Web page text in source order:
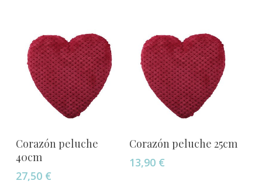
opciones
pueden
elegir
de
producto
Añadir Al Carrito
Corazón peluche
40cm
27,50 €
Añadir Al Carrito
Corazón peluche 25cm
13,90 €